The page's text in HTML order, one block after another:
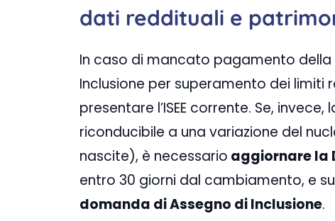
dati reddituali e
In caso di mancato pagamento della
Inclusione per superamento dei limiti
presentare l’ISEE corrente. Se,
riconducibile a una variazione del
nascite), è necessario aggiornare la
entro 30 giorni dal cambiamento, e
domanda di Assegno di Inclusione.